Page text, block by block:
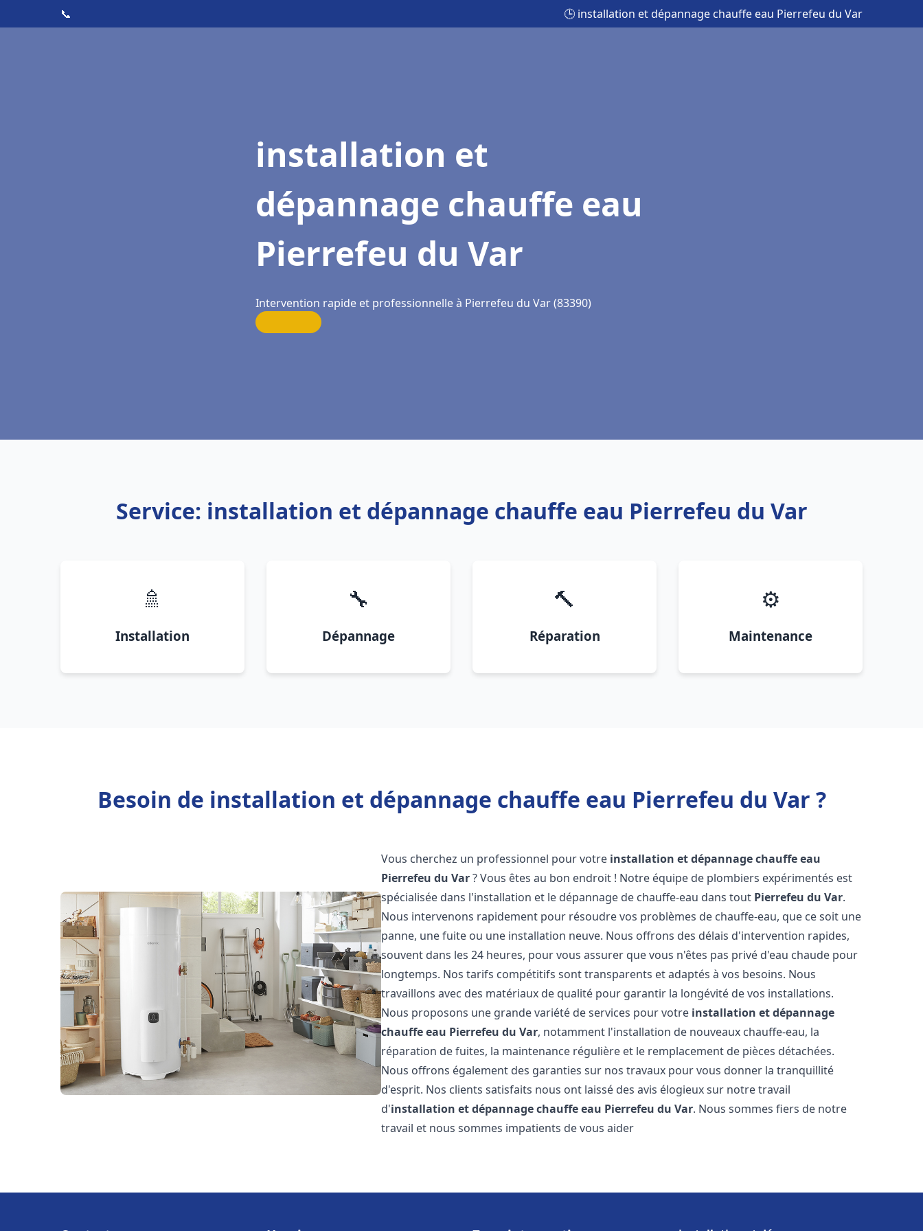
📞 🕒 installation et dépannage chauffe eau Pierrefeu du Var
installation et
dépannage chauffe eau
Pierrefeu du Var
Intervention rapide et professionnelle à Pierrefeu du Var (83390)
Service: installation et dépannage chauffe eau Pierrefeu du Var
🚿
Installation
🔧
Dépannage
🔨
Réparation
⚙️
Maintenance
Besoin de installation et dépannage chauffe eau Pierrefeu du Var ?
Vous cherchez un professionnel pour votre installation et dépannage chauffe eau
Pierrefeu du Var? Vous êtes au bon endroit ! Notre équipe de plombiers expérimentés est
spécialisée dans l'installation et le dépannage de chauffe-eau dans tout Pierrefeu du Var.
Nous intervenons rapidement pour résoudre vos problèmes de chauffe-eau, que ce soit une
panne, une fuite ou une installation neuve. Nous offrons des délais d'intervention rapides,
souvent dans les 24 heures, pour vous assurer que vous n'êtes pas privé d'eau chaude pour
longtemps. Nos tarifs compétitifs sont transparents et adaptés à vos besoins. Nous
travaillons avec des matériaux de qualité pour garantir la longévité de vos installations.
Nous proposons une grande variété de services pour votre installation et dépannage
chauffe eau Pierrefeu du Var, notamment l'installation de nouveaux chauffe-eau, la
réparation de fuites, la maintenance régulière et le remplacement de pièces détachées.
Nous offrons également des garanties sur nos travaux pour vous donner la tranquillité
d'esprit. Nos clients satisfaits nous ont laissé des avis élogieux sur notre travail
d'installation et dépannage chauffe eau Pierrefeu du Var. Nous sommes fiers de notre
travail et nous sommes impatients de vous aider